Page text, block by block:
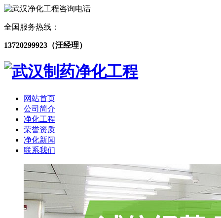
全国服务热线：
13720299923（汪经理）
网站首页
公司简介
净化工程
荣誉资质
净化新闻
联系我们